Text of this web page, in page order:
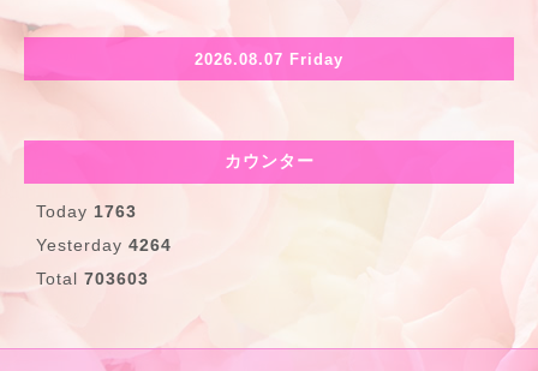
2026.08.07 Friday
カウンター
Today 1763
Yesterday 4264
Total 703603